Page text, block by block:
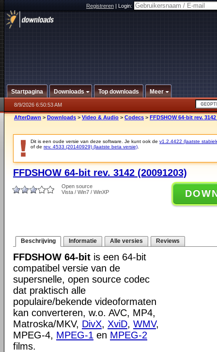
Registreren|Login:
Startpagina Downloads Top downloads Meer
8/9/2026 6:50:53 AM
AfterDawn > Downloads > Video & Audio > Codecs > FFDSHOW 64-bit rev.
Dit is een oude versie van deze software. Je kunt ook de v1.2.4422 (laatste
of de rev. 4533 (20140929) (laatste beta versie)
FFDSHOW 64-bit rev. 3142 (20091203)
Open source
Vista / Win7 / WinXP
Beschrijving Informatie Alle versies Reviews
FFDSHOW 64-bit is een 64-bit
compatibel versie van de
supersnelle, open source codec
dat praktisch alle
populaire/bekende videoformaten
kan converteren, w.o. AVC, MP4,
Matroska/MKV, DivX, XviD, WMV,
MPEG-4, MPEG-1 en MPEG-2
films.